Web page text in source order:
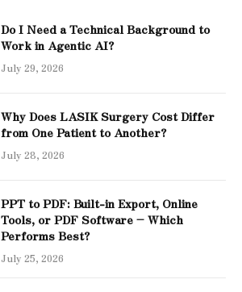
Do I Need a Technical Background to
Work in Agentic AI?
July 29, 2026
Why Does LASIK Surgery Cost Differ
from One Patient to Another?
July 28, 2026
PPT to PDF: Built-in Export, Online
Tools, or PDF Software – Which
Performs Best?
July 25, 2026